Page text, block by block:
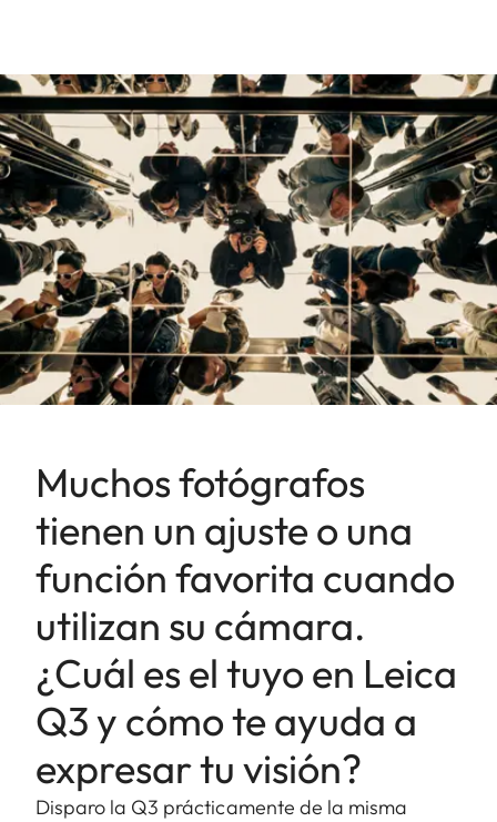
Muchos fotógrafos
tienen un ajuste o una
función favorita cuando
utilizan su cámara.
¿Cuál es el tuyo en Leica
Q3 y cómo te ayuda a
expresar tu visión?
Disparo la Q3 prácticamente de la misma